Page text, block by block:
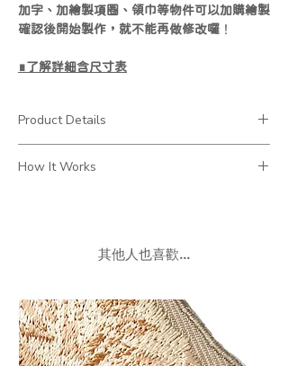
加字、加繪製項圈、領巾等物件可以加購繪製
確認後開始製作，就不能再做修改囉 ！
∎了解詳細含尺寸表
Product Details
⚬ 規格：一張毛小孩繪圖+ 一件刺繡帽子
How It Works
③ 提供「一次」修改繪圖
其他人也喜歡...